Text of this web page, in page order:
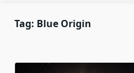
Tag: Blue Origin